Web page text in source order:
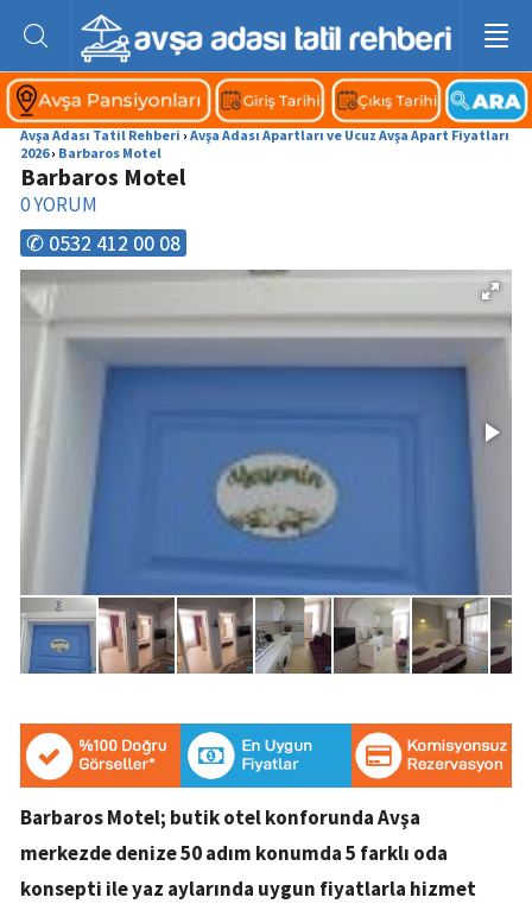
Avşa Adası Tatil Rehberi › Avşa Adası Apartları ve Ucuz Avşa Apart Fiyatları
2026 › Barbaros Motel
Barbaros Motel
0YORUM
✆ 0532 412 00 08
Barbaros Motel; butik otel konforunda Avşa
merkezde denize 50 adım konumda 5 farklı oda
konsepti ile yaz aylarında uygun fiyatlarla hizmet